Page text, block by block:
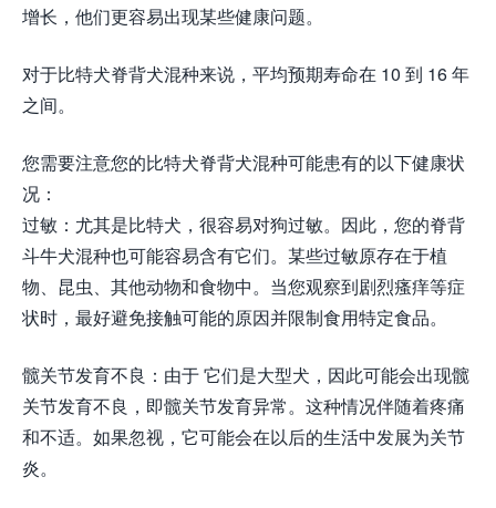
增长，他们更容易出现某些健康问题。
对于比特犬脊背犬混种来说，平均预期寿命在 10 到 16 年
之间。
您需要注意您的比特犬脊背犬混种可能患有的以下健康状
况：
过敏：尤其是比特犬，很容易对狗过敏。因此，您的脊背
斗牛犬混种也可能容易含有它们。某些过敏原存在于植
物、昆虫、其他动物和食物中。当您观察到剧烈瘙痒等症
状时，最好避免接触可能的原因并限制食用特定食品。
髋关节发育不良：由于 它们是大型犬，因此可能会出现髋
关节发育不良，即髋关节发育异常。这种情况伴随着疼痛
和不适。如果忽视，它可能会在以后的生活中发展为关节
炎。